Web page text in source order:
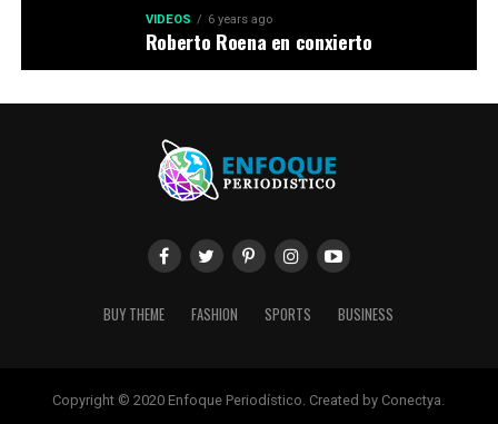
VIDEOS 6 years ago
Roberto Roena en conxierto
BUY THEME FASHION SPORTS BUSINESS
Copyright © 2020 Enfoque Periodístico. Created by Conectya.